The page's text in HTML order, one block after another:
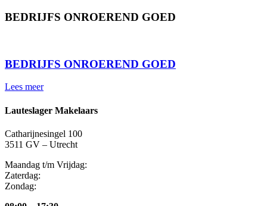
BEDRIJFS ONROEREND GOED
BEDRIJFS ONROEREND GOED
Lees meer
Lauteslager Makelaars
Catharijnesingel 100
3511 GV – Utrecht
Maandag t/m Vrijdag:
Zaterdag:
Zondag: